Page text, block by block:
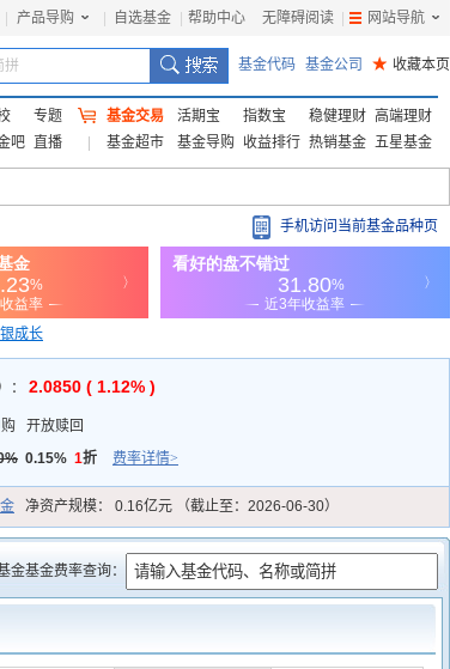
产品导购 自选基金 帮助中心 无障碍阅读 网站导航
拼 基金代码 基金公司 ★ 收藏本页
专题
吧 直播
基金交易 活期宝 指数宝 稳健理财 高端理财
基金超市
基金导购 收益排行 热销基金 五星基金
手机访问当前基金品种页
成长
： 2.0850 ( 1.12% )
开放赎回
0.15% 1折 费率详情>
净资产规模： 0.16亿元 （截止至：2026-06-30）
金基金费率查询：